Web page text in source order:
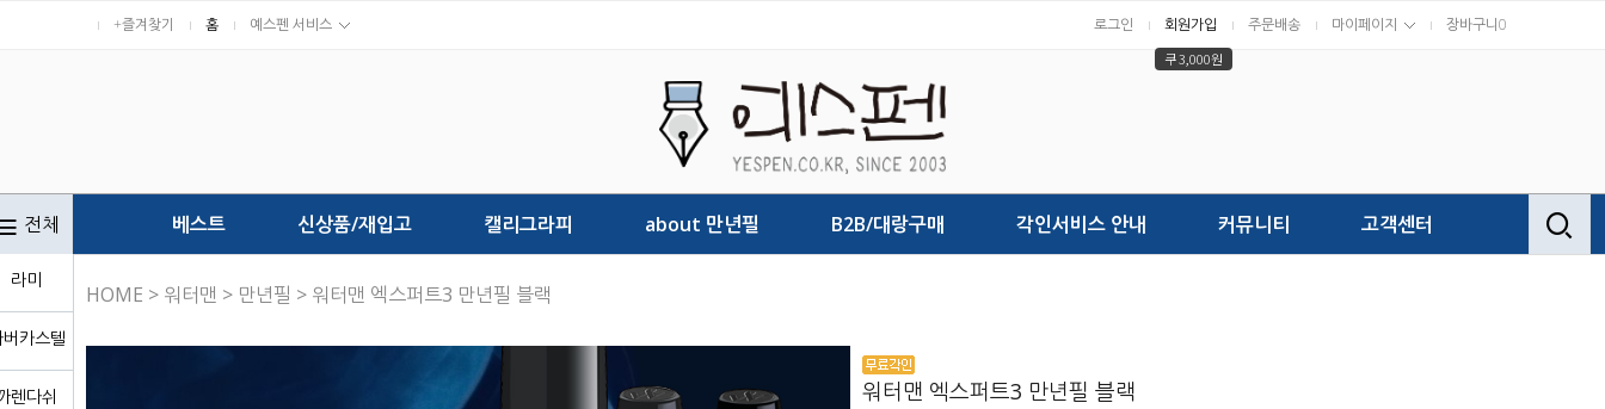
+즐겨찾기 홈 예스펜 서비스 로그인 회원가입
쿠 3,000원
주문배송 마이페이지 장바구니0
전체
라미
카스텔
렌다쉬
베스트 신상품/재입고 캘리그라피 about 만년필 B2B/대랑구매 각인서비스 안내 커뮤니티 고객센터
HOME > 워터맨 > 만년필 > 워터맨 엑스퍼트3 만년필 블랙
워터맨 엑스퍼트3 만년필 블랙